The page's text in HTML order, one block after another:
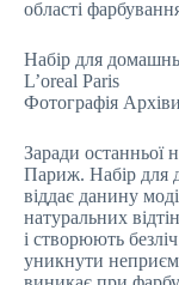
області
Набір для
L’oreal Paris
Фотографія
Заради останньої
Париж. Набір для
віддає данину
натуральних
і створюють
уникнути